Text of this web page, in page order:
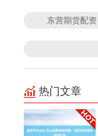
东营期货配资
热门文章